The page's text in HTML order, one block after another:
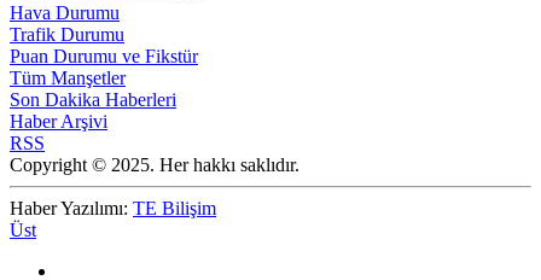
Hava Durumu
Trafik Durumu
Puan Durumu ve Fikstür
Tüm Manşetler
Son Dakika Haberleri
Haber Arşivi
RSS
Copyright © 2025. Her hakkı saklıdır.
Haber Yazılımı: TE Bilişim
Üst